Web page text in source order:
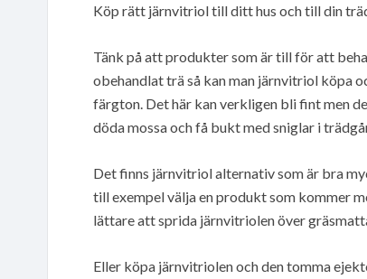
Köp rätt järnvitriol till ditt hus och till din
Tänk på att produkter som är till för att
obehandlat trä så kan man järnvitriol köpa
färgton. Det här kan verkligen bli fint men
döda mossa och få bukt med sniglar i
Det finns järnvitriol alternativ som är bra
till exempel välja en produkt som kommer
lättare att sprida järnvitriolen över
Eller köpa järnvitriolen och den tomma